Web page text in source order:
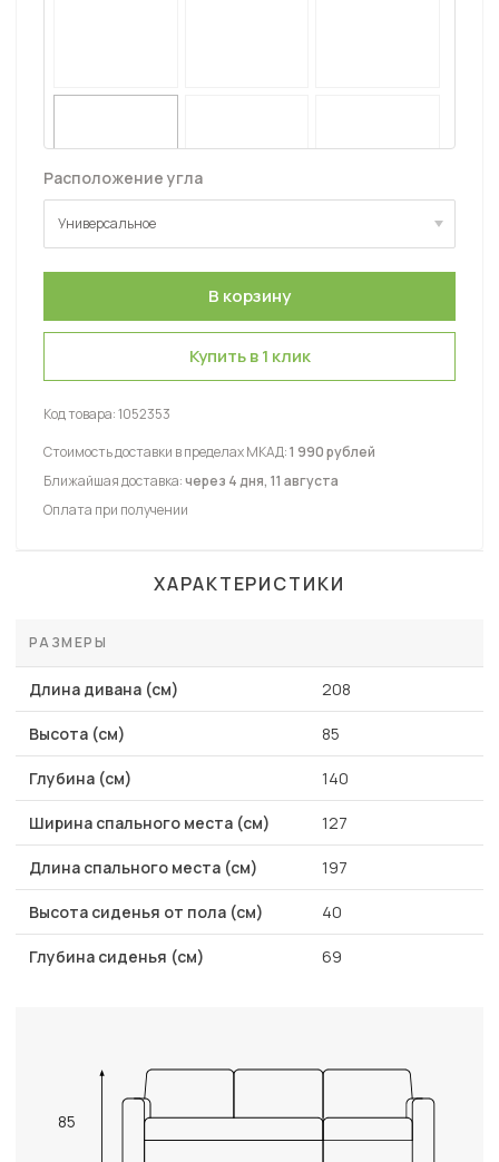
Расположение угла
Универсальное
Универсальное
Купить в 1 клик
Код товара:1052353
Стоимость доставки в пределах МКАД:1 990 рублей
Ближайшая доставка:через 4 дня, 11 августа
Оплата при получении
ХАРАКТЕРИСТИКИ
РАЗМЕРЫ
Длина дивана (см) 208
Высота (см) 85
Глубина (см) 140
Ширина спального места (см) 127
Длина спального места (см) 197
Высота сиденья от пола (см) 40
Глубина сиденья (см) 69
85